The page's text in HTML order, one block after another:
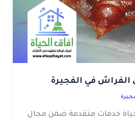
في الفجيرة
خدمات متقدمة ضمن مجال